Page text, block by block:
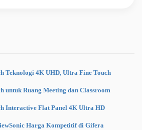
Teknologi 4K UHD, Ultra Fine Touch
untuk Ruang Meeting dan Classroom
Interactive Flat Panel 4K Ultra HD
Harga Kompetitif di Gifera